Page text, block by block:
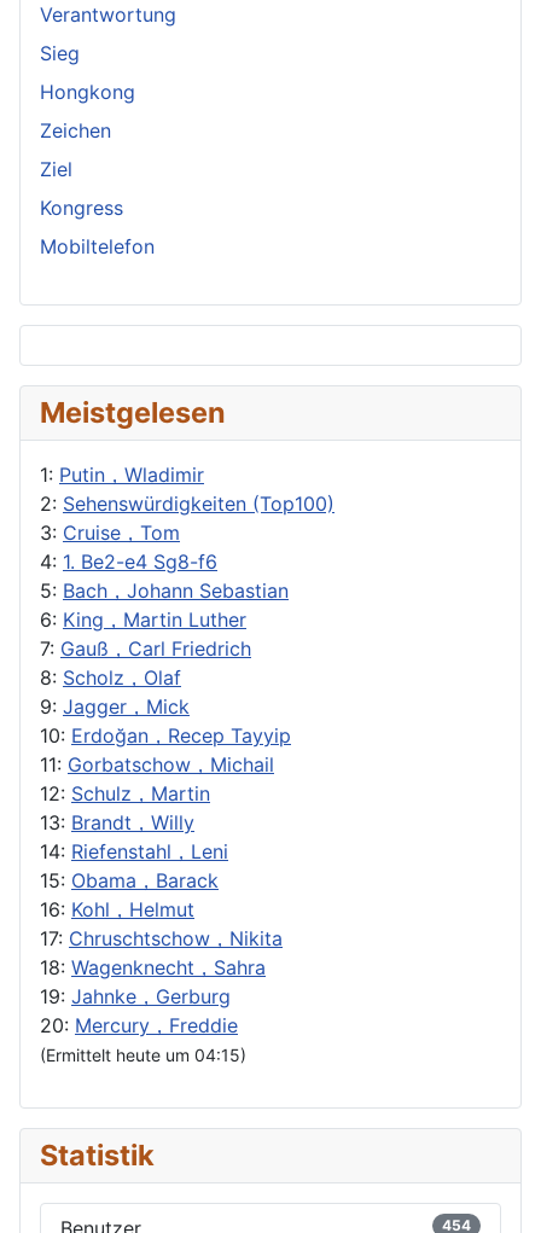
Verantwortung
Sieg
Hongkong
Zeichen
Ziel
Kongress
Mobiltelefon
Meistgelesen
1: Putin，Wladimir
2: Sehenswürdigkeiten (Top100)
3: Cruise，Tom
4: 1. Be2-e4 Sg8-f6
5: Bach，Johann Sebastian
6: King，Martin Luther
7: Gauß，Carl Friedrich
8: Scholz，Olaf
9: Jagger，Mick
10: Erdoğan，Recep Tayyip
11: Gorbatschow，Michail
12: Schulz，Martin
13: Brandt，Willy
14: Riefenstahl，Leni
15: Obama，Barack
16: Kohl，Helmut
17: Chruschtschow，Nikita
18: Wagenknecht，Sahra
19: Jahnke，Gerburg
20: Mercury，Freddie
(Ermittelt heute um 04:15)
Statistik
Benutzer 454